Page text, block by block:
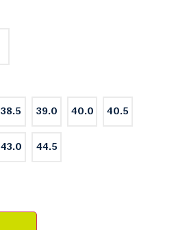
38.5 39.0 40.0 40.5
43.0 44.5